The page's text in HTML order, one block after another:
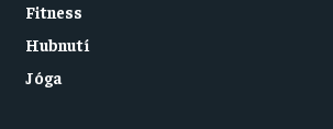
Fitness
Hubnutí
Jóga